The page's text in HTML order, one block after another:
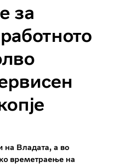
за
Владата, а во
времетраење на